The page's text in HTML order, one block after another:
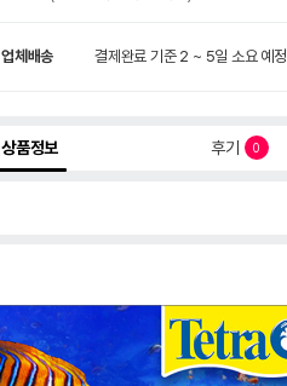
업체배송 결제완료 기준 2 ~ 5일 소요 예정
상품정보 후기 0